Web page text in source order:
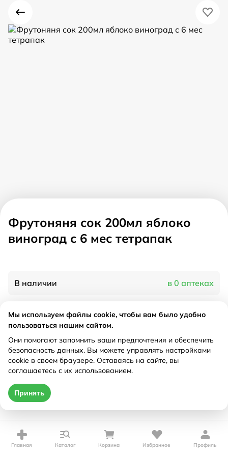
Фрутоняня сок 200мл яблоко
виноград с 6 мес тетрапак
В наличии в 0 аптеках
Характеристики
Рецепт Не требуется
Цена действительна только при оформлении онлайн
Главная Каталог Корзина Избранное Профиль
Мы используем файлы cookie, чтобы вам было удобно
пользоваться нашим сайтом.
Они помогают запомнить ваши предпочтения и обеспечить
безопасность данных. Вы можете управлять настройками
cookie в своем браузере. Оставаясь на сайте, вы
соглашаетесь с их использованием.
Принять